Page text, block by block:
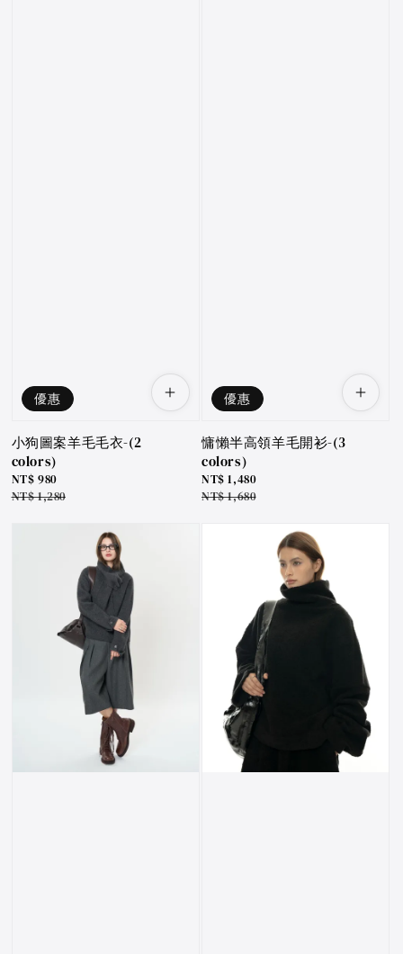
優惠
小狗圖案羊毛毛衣-(2
colors)
Sale
price
NT$ 980
Regular
NT$ 1,280
優惠
慵懶半高領羊毛開衫-(3
colors)
Sale
price
NT$ 1,480
Regular
NT$ 1,680